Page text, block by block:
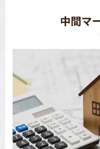
中間マ